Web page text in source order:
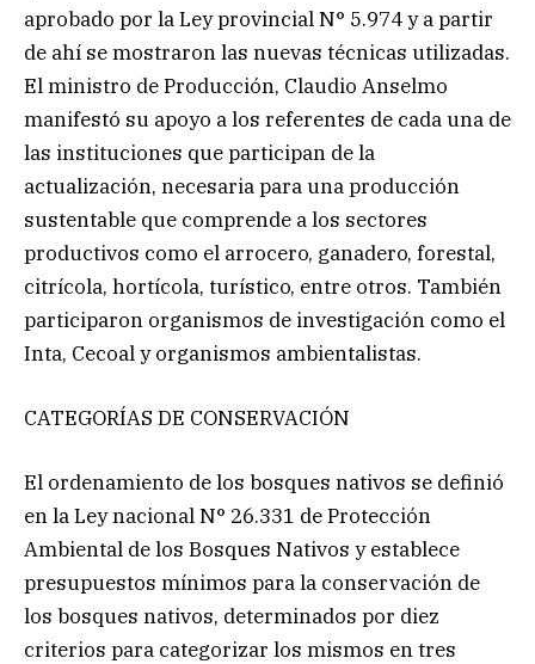
aprobado por la Ley provincial N° 5.974 y a partir
de ahí se mostraron las nuevas técnicas utilizadas.
El ministro de Producción, Claudio Anselmo
manifestó su apoyo a los referentes de cada una de
las instituciones que participan de la
actualización, necesaria para una producción
sustentable que comprende a los sectores
productivos como el arrocero, ganadero, forestal,
citrícola, hortícola, turístico, entre otros. También
participaron organismos de investigación como el
Inta, Cecoal y organismos ambientalistas.
CATEGORÍAS DE CONSERVACIÓN
El ordenamiento de los bosques nativos se definió
en la Ley nacional N° 26.331 de Protección
Ambiental de los Bosques Nativos y establece
presupuestos mínimos para la conservación de
los bosques nativos, determinados por diez
criterios para categorizar los mismos en tres